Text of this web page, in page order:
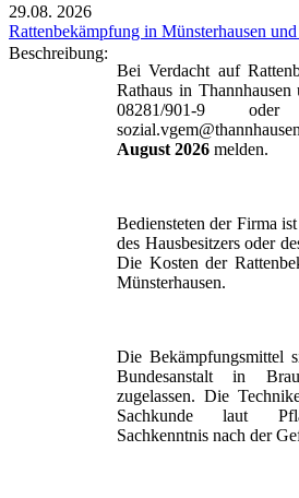
29.08. 2026
Rattenbekämpfung in Münsterhausen
Beschreibung:
Bei Verdacht auf
Rathaus in
08281/901-9
August 2026 melden.
Bediensteten der Firma
des Hausbesitzers oder
Die Kosten der
Münsterhausen.
Die Bekämpfungsmittel
Bundesanstalt in
zugelassen. Die
Sachkunde laut
Sachkenntnis nach der